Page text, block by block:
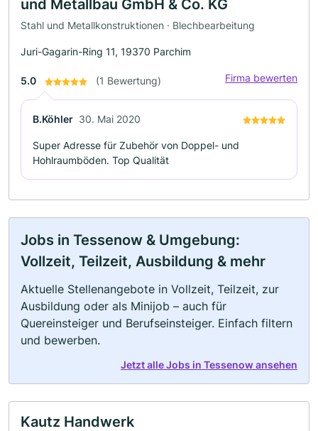
und Metallbau GmbH & Co. KG
Stahl und Metallkonstruktionen · Blechbearbeitung
Juri-Gagarin-Ring 11, 19370 Parchim
5.0 (1 Bewertung) Firma bewerten
B.Köhler 30. Mai 2020
Super Adresse für Zubehör von Doppel- und
Hohlraumböden. Top Qualität
Jobs in Tessenow & Umgebung:
Vollzeit, Teilzeit, Ausbildung & mehr
Aktuelle Stellenangebote in Vollzeit, Teilzeit, zur
Ausbildung oder als Minijob – auch für
Quereinsteiger und Berufseinsteiger. Einfach filtern
und bewerben.
Jetzt alle Jobs in Tessenow ansehen
Kautz Handwerk